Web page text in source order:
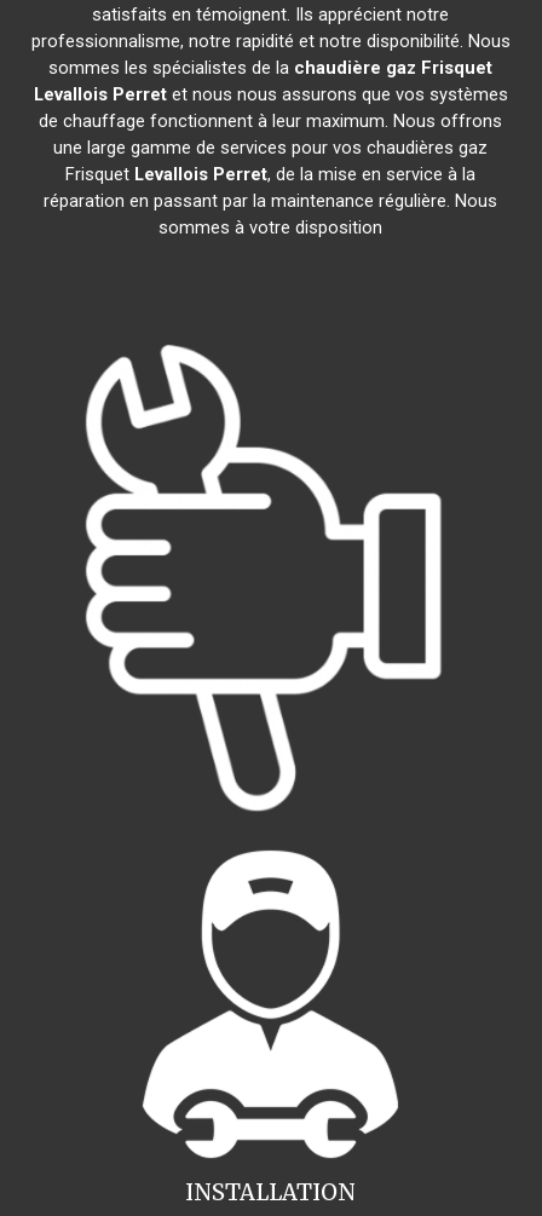
satisfaits en témoignent. Ils apprécient notre
professionnalisme, notre rapidité et notre disponibilité. Nous
sommes les spécialistes de la chaudière gaz Frisquet
Levallois Perretet nous nous assurons que vos systèmes
de chauffage fonctionnent à leur maximum. Nous offrons
une large gamme de services pour vos chaudières gaz
Frisquet Levallois Perret, de la mise en service à la
réparation en passant par la maintenance régulière. Nous
sommes à votre disposition
INSTALLATION